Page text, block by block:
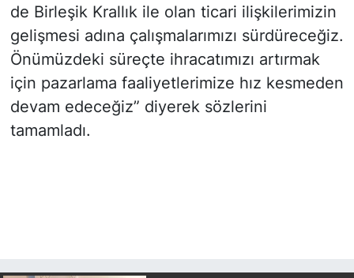
de Birleşik Krallık ile olan ticari ilişkilerimizin
gelişmesi adına çalışmalarımızı sürdüreceğiz.
Önümüzdeki süreçte ihracatımızı artırmak
için pazarlama faaliyetlerimize hız kesmeden
devam edeceğiz” diyerek sözlerini
tamamladı.